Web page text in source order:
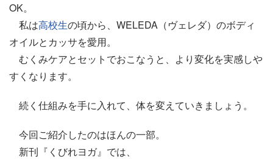
OK。
私は高校生の頃から、WELEDA（ヴェレダ）のボディ
オイルとカッサを愛用。
むくみケアとセットでおこなうと、より変化を実感しや
すくなります。
続く仕組みを手に入れて、体を変えていきましょう。
今回ご紹介したのはほんの一部。
新刊『くびれヨガ』では、